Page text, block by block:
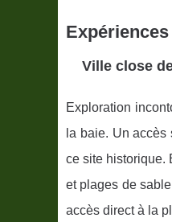
Ville close
Exploration
la baie. Un
ce site historique.
et plages de
accès direct à la